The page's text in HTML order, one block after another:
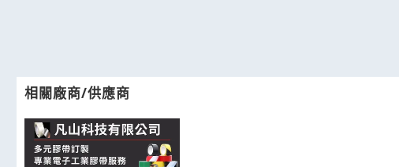
相關廠商/供應商